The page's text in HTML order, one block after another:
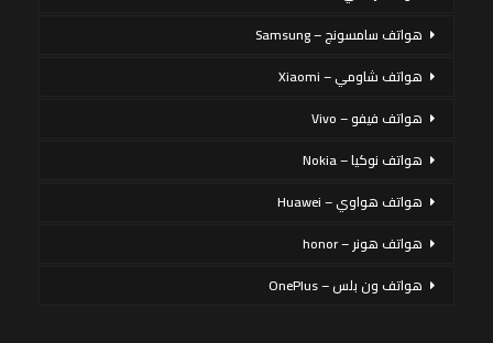
هواتف سامسونج – Samsung
هواتف شاومي – Xiaomi
هواتف فيفو – Vivo
هواتف نوكيا – Nokia
هواتف هواوي – Huawei
هواتف هونر – honor
هواتف ون بلس – OnePlus